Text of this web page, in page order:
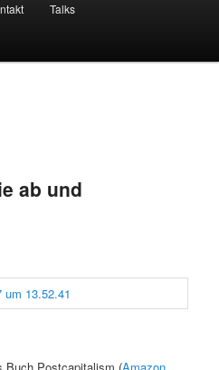
Talks
ab und
Buch Postcapitalism (Amazon